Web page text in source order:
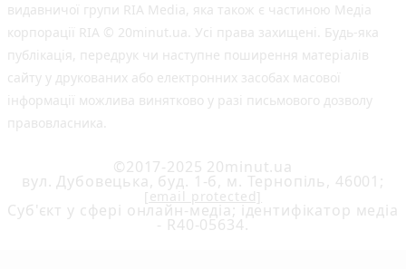
видавничої групи RIA Media, яка також є частиною Медіа
корпорації RIA © 20minut.ua. Усі права захищені. Будь-яка
публiкацiя, передрук чи наступне поширення матеріалів
сайту у друкованих або електронних засобах масової
інформації можлива винятково у разі письмового дозволу
правовласника.
©2017-2025 20minut.ua
вул. Дубовецька, буд. 1-б, м. Тернопіль, 46001;
[email protected]
Cуб'єкт у сфері онлайн-медіа; ідентифікатор медіа
- R40-05634.